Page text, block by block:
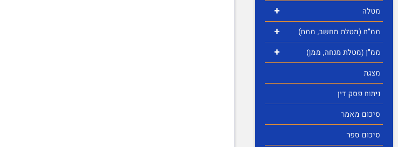
+ מטלה
+ ממ"ח (מטלת מחשב, ממח)
+
ממ"ן (מטלת מנחה, ממן)
מצגת
ניתוח פסק דין
סיכום מאמר
סיכום ספר